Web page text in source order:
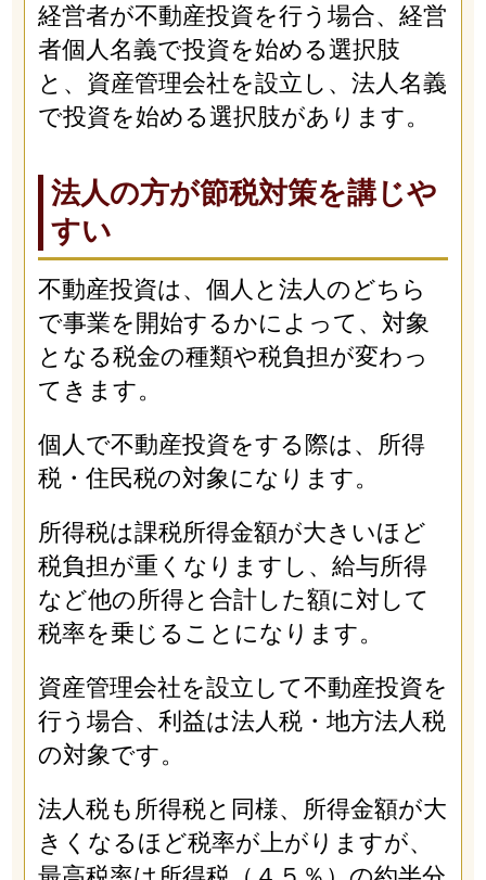
経営者が不動産投資を行う場合、経営
者個人名義で投資を始める選択肢
と、資産管理会社を設立し、法人名義
で投資を始める選択肢があります。
法人の方が節税対策を講じや
すい
不動産投資は、個人と法人のどちら
で事業を開始するかによって、対象
となる税金の種類や税負担が変わっ
てきます。
個人で不動産投資をする際は、所得
税・住民税の対象になります。
所得税は課税所得金額が大きいほど
税負担が重くなりますし、給与所得
など他の所得と合計した額に対して
税率を乗じることになります。
資産管理会社を設立して不動産投資を
行う場合、利益は法人税・地方法人税
の対象です。
法人税も所得税と同様、所得金額が大
きくなるほど税率が上がりますが、